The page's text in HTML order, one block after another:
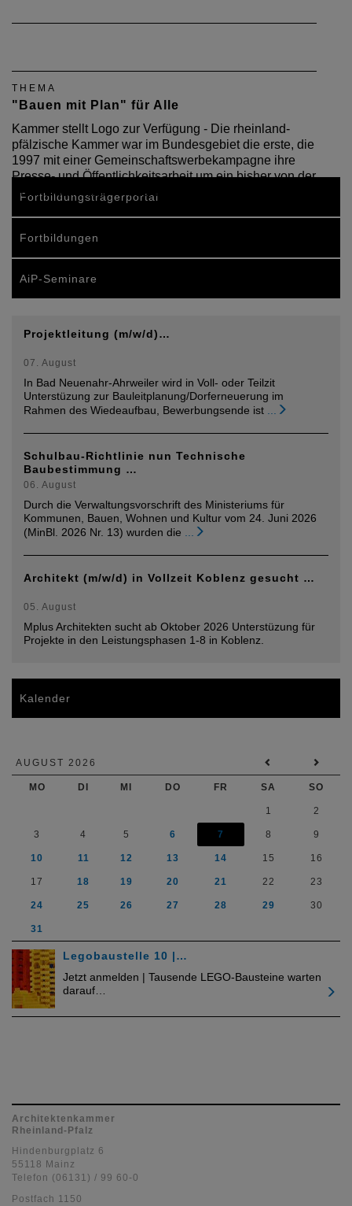
THEMA
"Bauen mit Plan" für Alle
Kammer stellt Logo zur Verfügung - Die rheinland-
pfälzische Kammer war im Bundesgebiet die erste, die
1997 mit einer Gemeinschaftswerbekampagne ihre
Presse- und Öffentlichkeitsarbeit um ein bisher von der
Architektenschaft vernachlässigtes…
Fortbildungsträgerportal
Fortbildungen
AiP-Seminare
Projektleitung (m/w/d)…
07. August
In Bad Neuenahr-Ahrweiler wird in Voll- oder Teilzit
Unterstüzung zur Bauleitplanung/Dorferneuerung im
Rahmen des Wiedeaufbau, Bewerbungsende ist ...
Schulbau-Richtlinie nun Technische
Baubestimmung …
06. August
Durch die Verwaltungsvorschrift des Ministeriums für
Kommunen, Bauen, Wohnen und Kultur vom 24. Juni 2026
(MinBl. 2026 Nr. 13) wurden die ...
Architekt (m/w/d) in Vollzeit Koblenz gesucht …
05. August
Mplus Architekten sucht ab Oktober 2026 Unterstüzung für
Projekte in den Leistungsphasen 1-8 in Koblenz.
Kalender
AUGUST 2026
MO DI MI DO FR SA SO
1 2
3 4 5 6 7 8 9
10 11 12 13 14 15 16
17 18 19 20 21 22 23
24 25 26 27 28 29 30
31
Legobaustelle 10 |…
Jetzt anmelden | Tausende LEGO-Bausteine warten
darauf…
Architektenkammer
Rheinland-Pfalz
Hindenburgplatz 6
55118 Mainz
Telefon (06131) / 99 60-0
Postfach 1150